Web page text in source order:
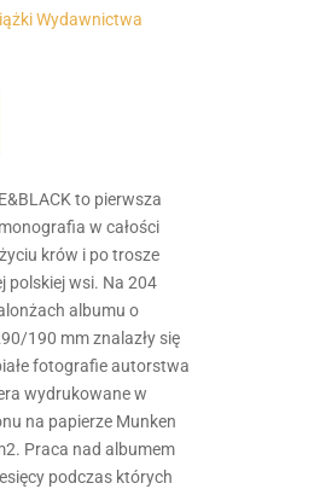
Wydawnictwa
to pierwsza
w całości
krów i po trosze
polskiej wsi. Na 204
albumu o
190 mm znalazły się
fotografie autorstwa
wydrukowane w
na papierze Munken
Praca nad albumem
podczas których